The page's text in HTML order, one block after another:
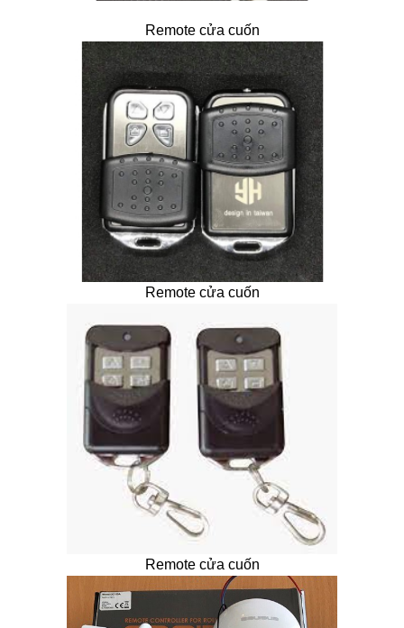
Remote cửa cuốn
Remote cửa cuốn
Remote cửa cuốn